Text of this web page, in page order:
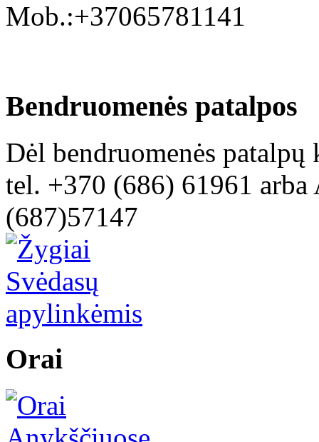
Mob.:+37065781141
Bendruomenės patalpos
Dėl bendruomenės
tel. +370 (686) 61961
(687)57147
Orai